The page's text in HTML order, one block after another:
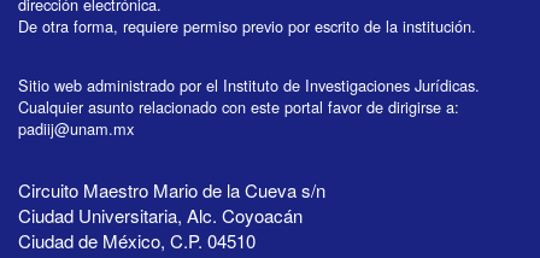
De otra forma, requiere permiso previo por escrito de la institución.
Sitio web administrado por el Instituto de Investigaciones Jurídicas.
Cualquier asunto relacionado con este portal favor de dirigirse a:
padiij@unam.mx
Circuito Maestro Mario de la Cueva s/n
Ciudad Universitaria, Alc. Coyoacán
Ciudad de México, C.P. 04510